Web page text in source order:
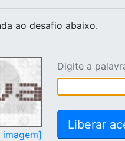
ao desafio abaixo.
Digite a